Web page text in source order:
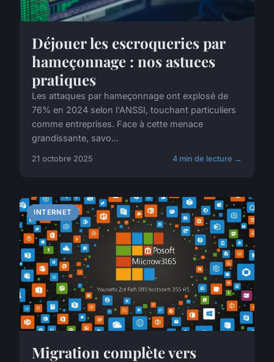
Déjouer les escroqueries par
hameçonnage : nos astuces
pratiques
Les attaques par hameçonnage ont explosé de
76% en 2024 selon l'ANSSI, touchant particuliers
comme entreprises. Face à cette menace
grandissante, savo...
21 octobre 2025 4 min de lecture →
INTERNET
Migration complète vers